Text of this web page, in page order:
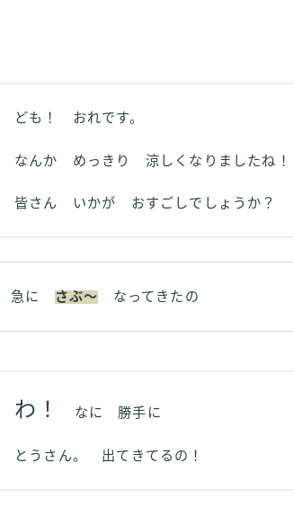
ども！ おれです。
なんか めっきり 涼しくなりましたね！
皆さん いかが おすごしでしょうか？
に さぶ～ なってきたの
わ！ なに 勝手に
とうさん。 出てきてるの！